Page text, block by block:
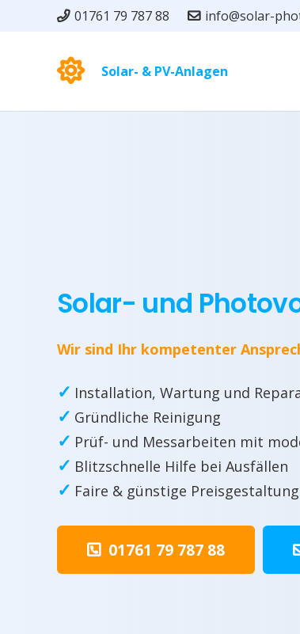
01761 79 787 88 info@solar-
Solar- & PV-Anlagen
Solar- und
Wir sind Ihr kompetenter
✓ Installation, Wartung und
✓ Gründliche Reinigung
✓ Prüf- und Messarbeiten mit
✓ Blitzschnelle Hilfe bei Ausfällen
✓ Faire & günstige Preisgestaltung
01761 79 787 88